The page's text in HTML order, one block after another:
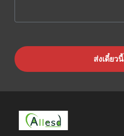
ส่งเดี๋ยวนี้